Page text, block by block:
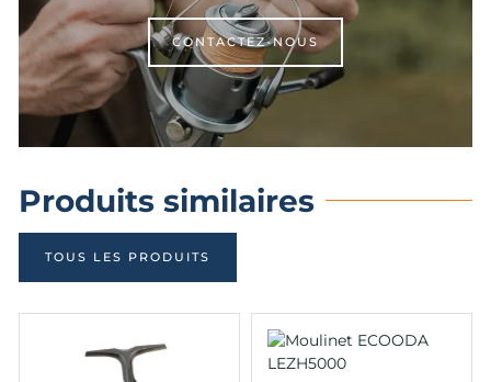
CONTACTEZ-NOUS
Produits similaires
TOUS LES PRODUITS